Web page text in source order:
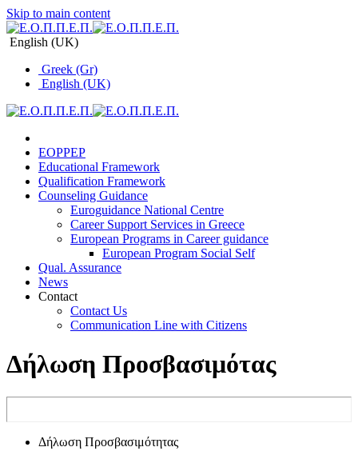
Skip to main content
English (UK)
Greek (Gr)
English (UK)
EOPPEP
Educational Framework
Qualification Framework
Counseling Guidance
Euroguidance National Centre
Career Support Services in Greece
Εuropean Programs in Career guidance
Εuropean Program Social Self
Qual. Assurance
News
Contact
Contact Us
Communication Line with Citizens
Δήλωση Προσβασιμότας
Δήλωση Προσβασιμότητας